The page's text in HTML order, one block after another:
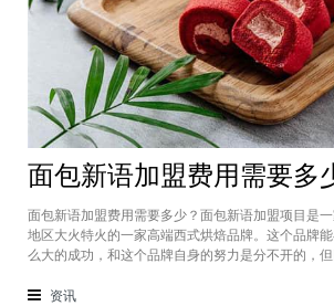
面包新语加盟费用需要多少？面包新语加盟项目是
地区大火特火的一家高端西式烘焙品牌。这个品牌
么大的成功，和这个品牌自身的努力是分不开的，
在国内市场上的首先一家传统地道且正宗的西式烘焙
资讯